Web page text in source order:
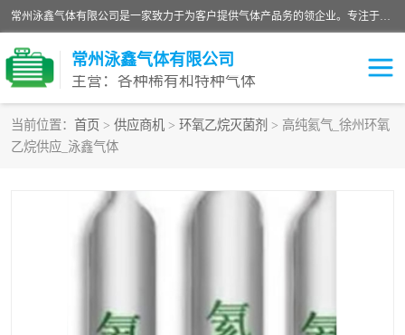
常州泳鑫气体有限公司是一家致力于为客户提供气体产品务的领企业。专注于环氧乙烷剂、环氧乙烷、高纯气体以及稀有和特种气体的研发、生产、销售和配送，产品广泛应用于医疗、电子、科研、化工、食品等多个领域。主要产品有：环氧乙烷灭菌剂，环氧乙烷，高纯氩，氮，氪，氙，氖，氘，笑，氦，氢，氧等各种稀有和特种气体。
常州泳鑫气体有限公司
主营：各种稀有和特种气体
当前位置： 首页 > 供应商机 > 环氧乙烷灭菌剂 > 高纯氦气_徐州环氧
乙烷供应_泳鑫气体
高纯氦气
环氧乙烷灭菌剂 高纯氩气